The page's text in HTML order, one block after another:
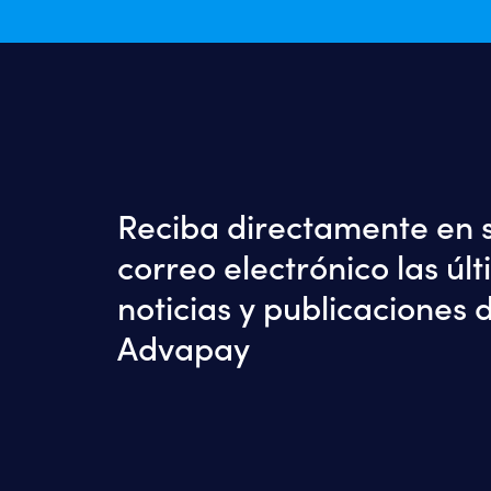
Reciba directamente en
correo electrónico las
noticias y publicaciones
Advapay